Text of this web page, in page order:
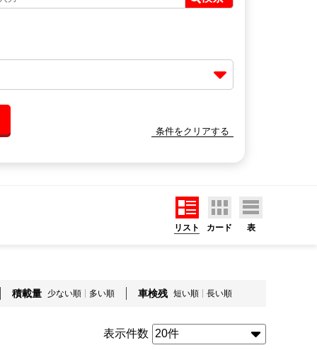
条件をクリアする
リスト カード 表
積載量 少ない順 多い順 車検残 短い順 長い順
表示件数